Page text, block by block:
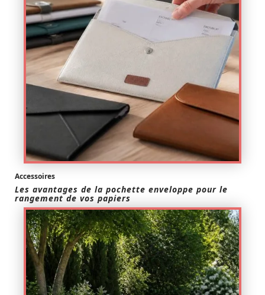
Accessoires
Les avantages de la pochette enveloppe pour le
rangement de vos papiers